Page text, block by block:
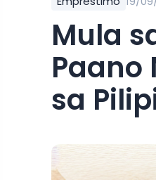
Mula
Paano
sa